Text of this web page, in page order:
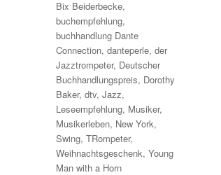
Schlagwörter
Bix Beiderbecke,
buchempfehlung,
buchhandlung Dante
Connection,danteperle,der
Jazztrompeter, Deutscher
Buchhandlungspreis, Dorothy
Baker,dtv,Jazz,
Leseempfehlung, Musiker,
Musikerleben, New York,
Swing,TRompeter,
Weihnachtsgeschenk,Young
Man with a Horn